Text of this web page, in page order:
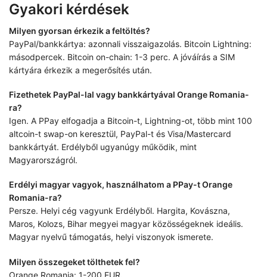
Gyakori kérdések
Milyen gyorsan érkezik a feltöltés?
PayPal/bankkártya: azonnali visszaigazolás. Bitcoin Lightning:
másodpercek. Bitcoin on-chain: 1-3 perc. A jóváírás a SIM
kártyára érkezik a megerősítés után.
Fizethetek PayPal-lal vagy bankkártyával Orange Romania-
ra?
Igen. A PPay elfogadja a Bitcoin-t, Lightning-ot, több mint 100
altcoin-t swap-on keresztül, PayPal-t és Visa/Mastercard
bankkártyát. Erdélyből ugyanúgy működik, mint
Magyarországról.
Erdélyi magyar vagyok, használhatom a PPay-t Orange
Romania-ra?
Persze. Helyi cég vagyunk Erdélyből. Hargita, Kovászna,
Maros, Kolozs, Bihar megyei magyar közösségeknek ideális.
Magyar nyelvű támogatás, helyi viszonyok ismerete.
Milyen összegeket tölthetek fel?
Orange Romania: 1-200 EUR.